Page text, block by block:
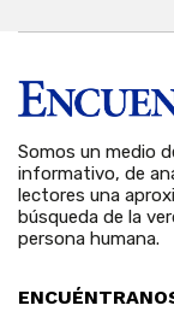
Somos un medio
informativo, de
lectores una
búsqueda de la
persona humana.